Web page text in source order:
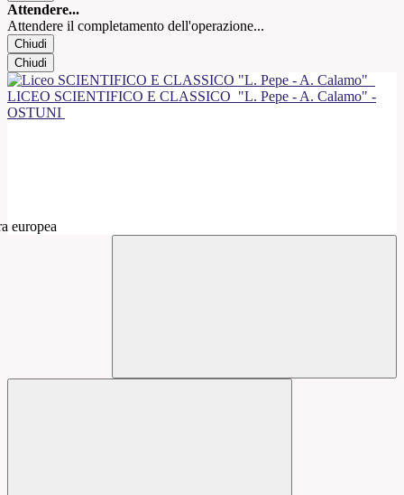
Attendere...
Attendere il completamento dell'operazione...
Chiudi
Chiudi
LICEO SCIENTIFICO E CLASSICO "L. Pepe - A. Calamo" -
OSTUNI